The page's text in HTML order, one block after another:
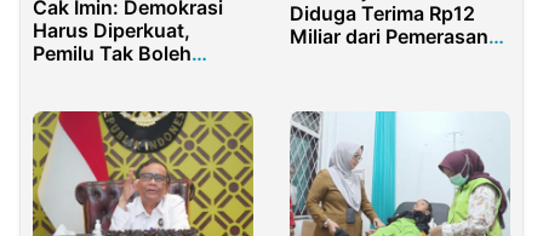
Cak Imin: Demokrasi
Harus Diperkuat,
Pemilu Tak Boleh
Diduga Terima Rp12
Miliar dari Pemerasan